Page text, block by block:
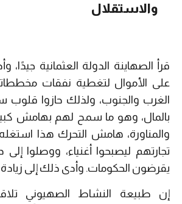
والاستقلال
قرأ الصهاينة الدولة العثمانية جيدًا،
على الأموال لتغطية نفقات
الغرب والجنوب، ولذلك حازوا قلوب
بالمال، وهو ما سمح لهم بهامش
والمناورة، هامش التحرك هذا استغله
تجارتهم ليصبحوا أغنياء، ووصلوا
يقرضون الحكومات. وأدى ذلك إلى
إن طبيعة النشاط الصهيوني